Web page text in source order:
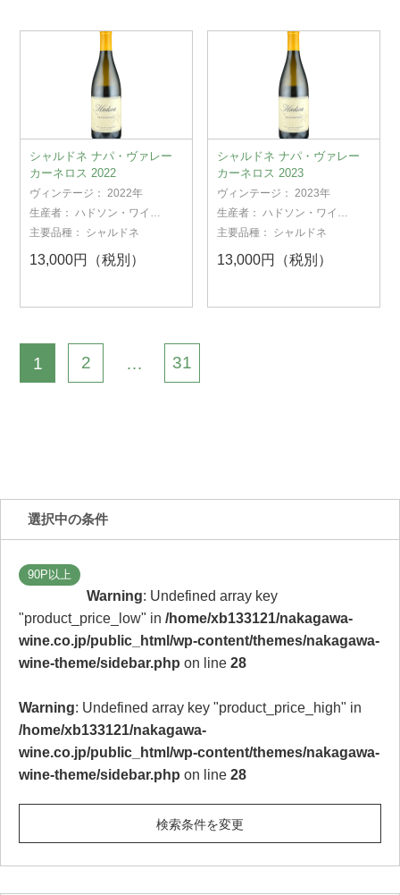
選択中の条件
90P以上
Warning: Undefined array key
"product_price_low" in /home/xb133121/nakagawa-
wine.co.jp/public_html/wp-content/themes/nakagawa-
wine-theme/sidebar.php on line 28
Warning: Undefined array key "product_price_high" in
/home/xb133121/nakagawa-
wine.co.jp/public_html/wp-content/themes/nakagawa-
wine-theme/sidebar.php on line 28
検索条件を変更
シャルドネ ナパ・ヴァレー
カーネロス 2022
ヴィンテージ：2022年
生産者：ハドソン・ワイン
ズ
主要品種： シャルドネ
13,000円（税別）
シャルドネ ナパ・ヴァレー
カーネロス 2023
ヴィンテージ：2023年
生産者：ハドソン・ワイン
ズ
主要品種： シャルドネ
13,000円（税別）
1 2 … 31